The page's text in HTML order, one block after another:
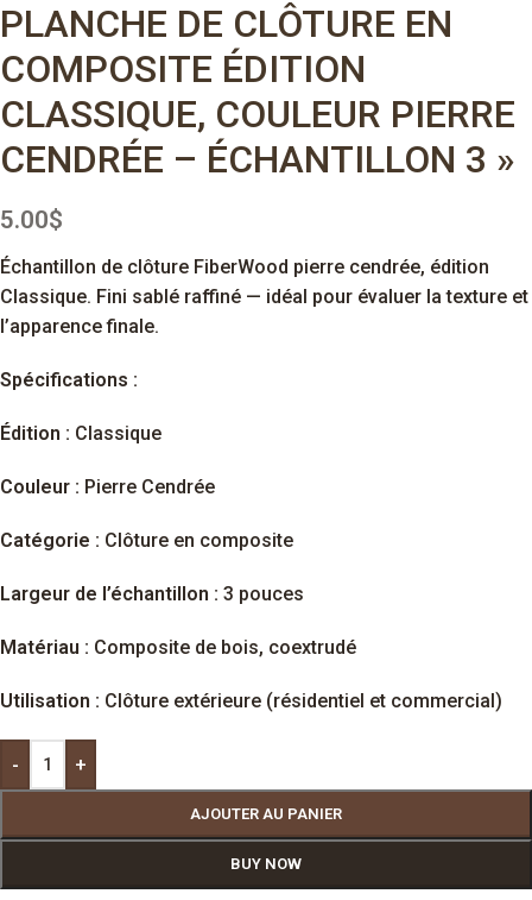
PLANCHE DE CLÔTURE EN
COMPOSITE ÉDITION
CLASSIQUE, COULEUR PIERRE
CENDRÉE – ÉCHANTILLON 3 »
5.00$
Échantillon de clôture FiberWood pierre cendrée, édition
Classique. Fini sablé raffiné — idéal pour évaluer la texture et
l’apparence finale.
Spécifications :
Édition : Classique
Couleur : Pierre Cendrée
Catégorie : Clôture en composite
Largeur de l’échantillon : 3 pouces
Matériau : Composite de bois, coextrudé
Utilisation : Clôture extérieure (résidentiel et commercial)
- +
AJOUTER AU PANIER
BUY NOW